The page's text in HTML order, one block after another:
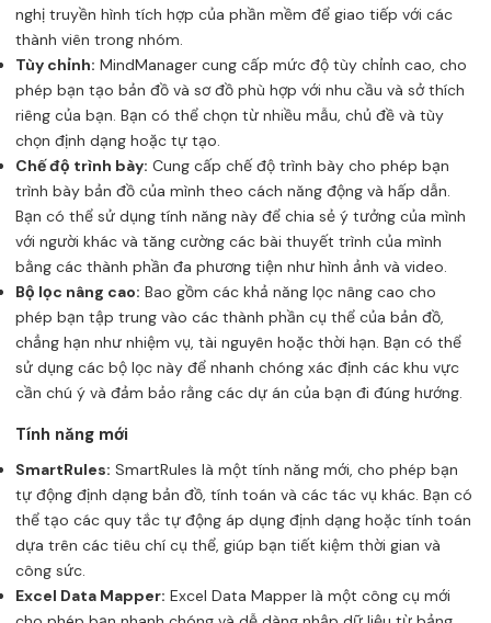
nghị truyền hình tích hợp của phần mềm để giao tiếp với các
thành viên trong nhóm.
Tùy chỉnh: MindManager cung cấp mức độ tùy chỉnh cao, cho
phép bạn tạo bản đồ và sơ đồ phù hợp với nhu cầu và sở thích
riêng của bạn. Bạn có thể chọn từ nhiều mẫu, chủ đề và tùy
chọn định dạng hoặc tự tạo.
Chế độ trình bày: Cung cấp chế độ trình bày cho phép bạn
trình bày bản đồ của mình theo cách năng động và hấp dẫn.
Bạn có thể sử dụng tính năng này để chia sẻ ý tưởng của mình
với người khác và tăng cường các bài thuyết trình của mình
bằng các thành phần đa phương tiện như hình ảnh và video.
Bộ lọc nâng cao: Bao gồm các khả năng lọc nâng cao cho
phép bạn tập trung vào các thành phần cụ thể của bản đồ,
chẳng hạn như nhiệm vụ, tài nguyên hoặc thời hạn. Bạn có thể
sử dụng các bộ lọc này để nhanh chóng xác định các khu vực
cần chú ý và đảm bảo rằng các dự án của bạn đi đúng hướng.
Tính năng mới
SmartRules: SmartRules là một tính năng mới, cho phép bạn
tự động định dạng bản đồ, tính toán và các tác vụ khác. Bạn có
thể tạo các quy tắc tự động áp dụng định dạng hoặc tính toán
dựa trên các tiêu chí cụ thể, giúp bạn tiết kiệm thời gian và
công sức.
Excel Data Mapper: Excel Data Mapper là một công cụ mới